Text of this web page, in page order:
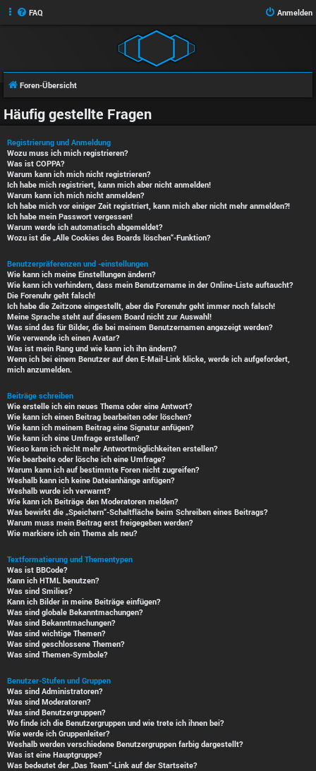
FAQ Anmelden
Foren-Übersicht
Häufig gestellte Fragen
Registrierung und Anmeldung
Wozu muss ich mich registrieren?
Was ist COPPA?
Warum kann ich mich nicht registrieren?
Ich habe mich registriert, kann mich aber nicht anmelden!
Warum kann ich mich nicht anmelden?
Ich habe mich vor einiger Zeit registriert, kann mich aber nicht mehr anmelden?!
Ich habe mein Passwort vergessen!
Warum werde ich automatisch abgemeldet?
Wozu ist die „Alle Cookies des Boards löschen“-Funktion?
Benutzerpräferenzen und -einstellungen
Wie kann ich meine Einstellungen ändern?
Wie kann ich verhindern, dass mein Benutzername in der Online-Liste auftaucht?
Die Forenuhr geht falsch!
Ich habe die Zeitzone eingestellt, aber die Forenuhr geht immer noch falsch!
Meine Sprache steht auf diesem Board nicht zur Auswahl!
Was sind das für Bilder, die bei meinem Benutzernamen angezeigt werden?
Wie verwende ich einen Avatar?
Was ist mein Rang und wie kann ich ihn ändern?
Wenn ich bei einem Benutzer auf den E-Mail-Link klicke, werde ich aufgefordert,
mich anzumelden.
Beiträge schreiben
Wie erstelle ich ein neues Thema oder eine Antwort?
Wie kann ich einen Beitrag bearbeiten oder löschen?
Wie kann ich meinem Beitrag eine Signatur anfügen?
Wie kann ich eine Umfrage erstellen?
Wieso kann ich nicht mehr Antwortmöglichkeiten erstellen?
Wie bearbeite oder lösche ich eine Umfrage?
Warum kann ich auf bestimmte Foren nicht zugreifen?
Weshalb kann ich keine Dateianhänge anfügen?
Weshalb wurde ich verwarnt?
Wie kann ich Beiträge den Moderatoren melden?
Was bewirkt die „Speichern“-Schaltfläche beim Schreiben eines Beitrags?
Warum muss mein Beitrag erst freigegeben werden?
Wie markiere ich ein Thema als neu?
Textformatierung und Thementypen
Was ist BBCode?
Kann ich HTML benutzen?
Was sind Smilies?
Kann ich Bilder in meine Beiträge einfügen?
Was sind globale Bekanntmachungen?
Was sind Bekanntmachungen?
Was sind wichtige Themen?
Was sind geschlossene Themen?
Was sind Themen-Symbole?
Benutzer-Stufen und Gruppen
Was sind Administratoren?
Was sind Moderatoren?
Was sind Benutzergruppen?
Wo finde ich die Benutzergruppen und wie trete ich ihnen bei?
Wie werde ich Gruppenleiter?
Weshalb werden verschiedene Benutzergruppen farbig dargestellt?
Was ist eine Hauptgruppe?
Was bedeutet der „Das Team“-Link auf der Startseite?